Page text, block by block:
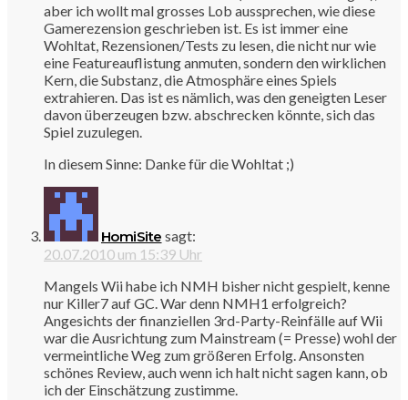
aber ich wollt mal grosses Lob aussprechen, wie diese
Gamerezension geschrieben ist. Es ist immer eine
Wohltat, Rezensionen/Tests zu lesen, die nicht nur wie
eine Featureauflistung anmuten, sondern den wirklichen
Kern, die Substanz, die Atmosphäre eines Spiels
extrahieren. Das ist es nämlich, was den geneigten Leser
davon überzeugen bzw. abschrecken könnte, sich das
Spiel zuzulegen.
In diesem Sinne: Danke für die Wohltat ;)
HomiSite sagt:
20.07.2010 um 15:39 Uhr
Mangels Wii habe ich NMH bisher nicht gespielt, kenne
nur Killer7 auf GC. War denn NMH1 erfolgreich?
Angesichts der finanziellen 3rd-Party-Reinfälle auf Wii
war die Ausrichtung zum Mainstream (= Presse) wohl der
vermeintliche Weg zum größeren Erfolg. Ansonsten
schönes Review, auch wenn ich halt nicht sagen kann, ob
ich der Einschätzung zustimme.